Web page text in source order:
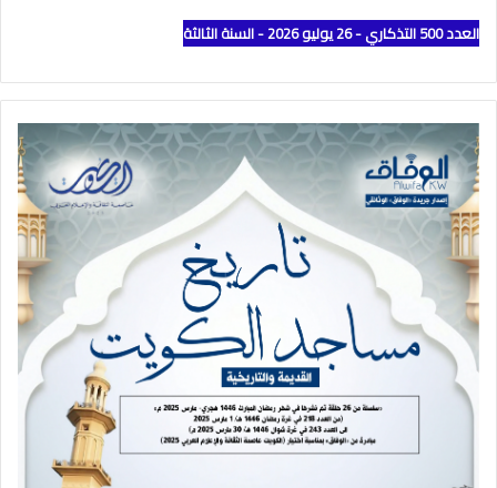
العدد 500 التذكاري - 26 يوليو 2026 - السنة الثالثة